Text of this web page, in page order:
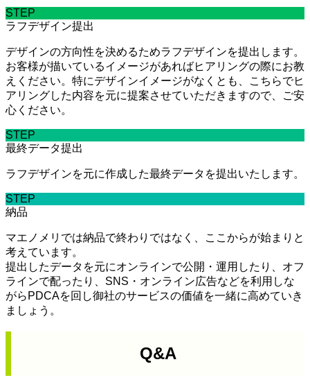
STEP
ラフデザイン提出
デザインの方向性を決めるためラフデザインを提出します。
お客様が描いているイメージがあればヒアリングの際にお教
えください。特にデザインイメージがなくとも、こちらでヒ
アリングした内容を元に提案させていただきますので、ご安
心ください。
STEP
最終データ提出
ラフデザインを元に作成した最終データを提出いたします。
STEP
納品
マエノメリでは納品で終わりではなく、ここからが始まりと
考えています。
提出したデータを元にオンラインで公開・運用したり、オフ
ラインで配ったり、SNS・オンライン広告などを利用しな
がらPDCAを回し御社のサービスの価値を一緒に高めていき
ましょう。
Q&A